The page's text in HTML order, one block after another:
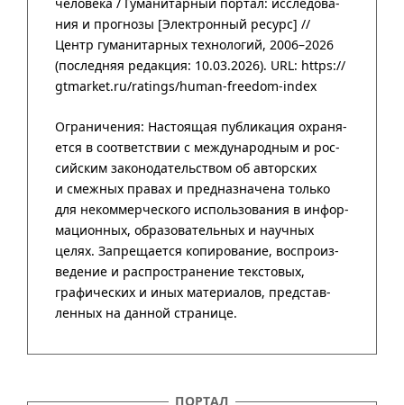
ния и прог­нозы [Элект­рон­ный ресурс] //
Центр гума­нитар­ных техно­логий, 2006–2026
(после­дняя редак­ция: 10.03.2026). URL: https://
gtmarket.ru/ratings/human-freedom-index
ПОРТАЛ